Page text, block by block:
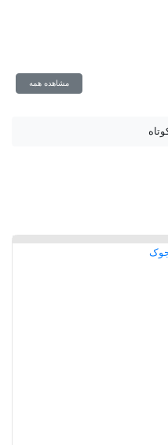
مشاهده همه